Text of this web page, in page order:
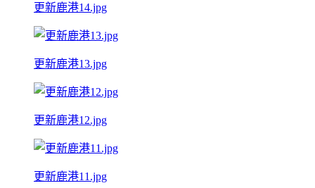
更新鹿港14.jpg
更新鹿港13.jpg
更新鹿港12.jpg
更新鹿港11.jpg